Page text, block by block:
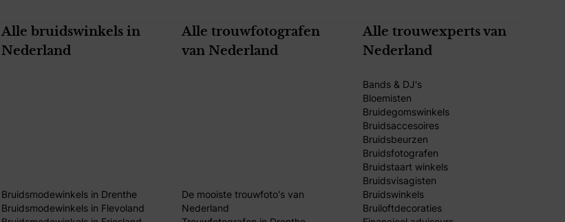
Alle bruidswinkels in
Nederland
Bruidsmodewinkels in Drenthe
Bruidsmodewinkels in Flevoland
Alle trouwfotografen
van Nederland
De mooiste trouwfoto's van
Nederland
Alle trouwexperts van
Nederland
Bands & DJ's
Bloemisten
Bruidegomswinkels
Bruidsaccesoires
Bruidsbeurzen
Bruidsfotografen
Bruidstaart winkels
Bruidsvisagisten
Bruidswinkels
Bruiloftdecoraties